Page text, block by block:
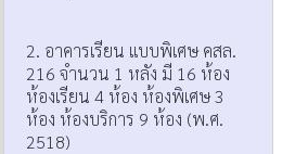
2. อาคารเรียน แบบพิเศษ คสล.
216 จำนวน 1 หลัง มี 16 ห้อง
ห้องเรียน 4 ห้อง ห้องพิเศษ 3
ห้อง ห้องบริการ 9 ห้อง (พ.ศ.
2518)